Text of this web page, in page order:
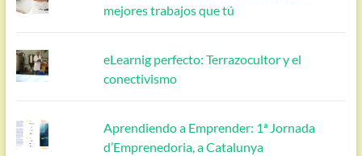
mejores trabajos que tú
eLearnig perfecto: Terrazocultor y el
conectivismo
Aprendiendo a Emprender: 1ª Jornada
d’Emprenedoria, a Catalunya